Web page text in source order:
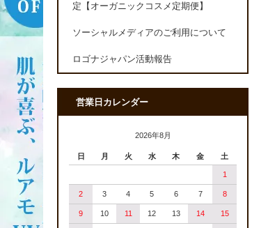
定【オーガニックコスメ定期便】
ソーシャルメディアのご利用について
ロゴナジャパン活動報告
営業日カレンダー
2026年8月
日 月 火 水 木 金 土
1
2 3 4 5 6 7 8
9 10 11 12 13 14 15